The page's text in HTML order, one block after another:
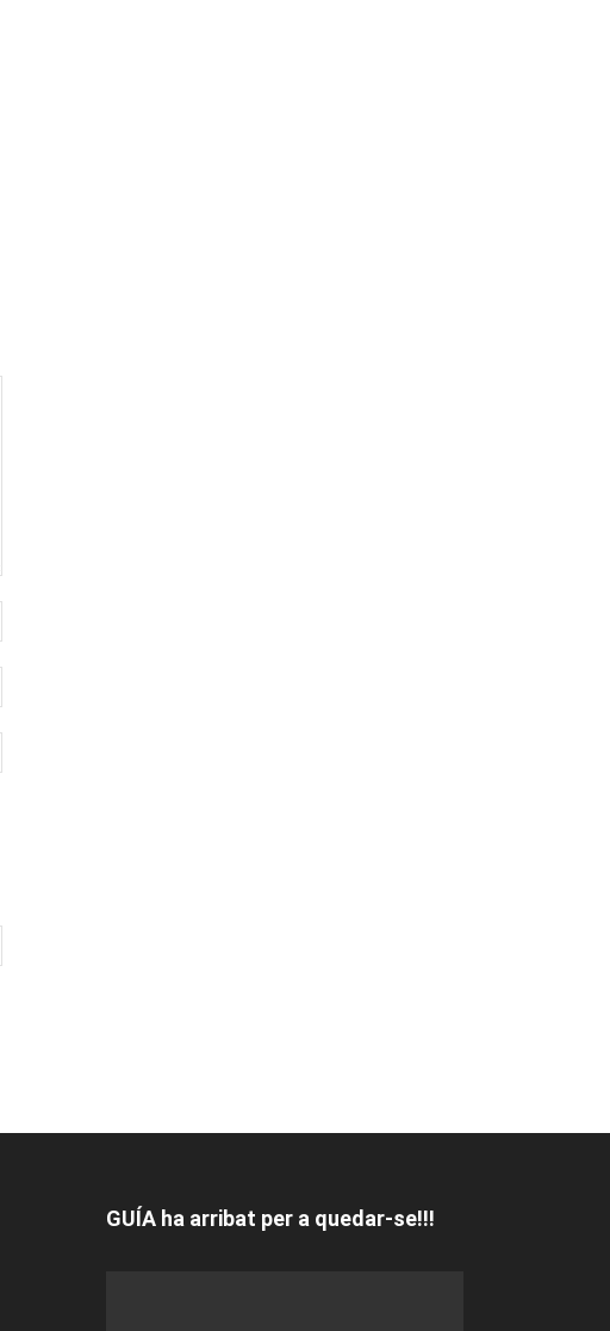
GUÍA ha arribat per a quedar-se!!!